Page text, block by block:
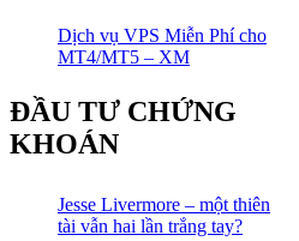
Dịch vụ VPS Miễn Phí cho
MT4/MT5 – XM
ĐẦU TƯ CHỨNG
KHOÁN
Jesse Livermore – một thiên
tài vẫn hai lần trắng tay?